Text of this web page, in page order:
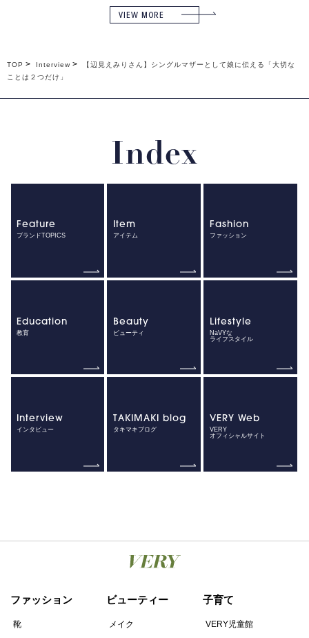
VIEW MORE
TOP Interview
【辺見えみりさん】シングルマザーとして娘に伝える「大切な
ことは２つだけ」
Index
Feature
ブランドTOPICS
Item
アイテム
Fashion
ファッション
Education
教育
Beauty
ビューティ
Lifestyle
NaVYな
ライフスタイル
Interview
インタビュー
TAKIMAKI blog
タキマキブログ
VERY Web
VERY
オフィシャルサイト
ファッション
靴
ビューティー
メイク
子育て
VERY児童館